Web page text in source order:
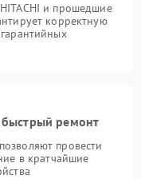
и прошедшие
корректную
быстрый ремонт
провести
в кратчайшие